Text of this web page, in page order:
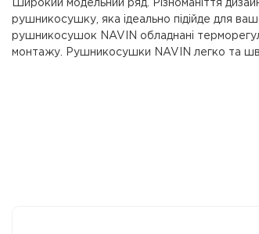
Широкий модельний ряд. Різноманіття
рушникосушку, яка ідеально підійде для
рушникосушок NAVIN обладнані
монтажу. Рушникосушки NAVIN легко та